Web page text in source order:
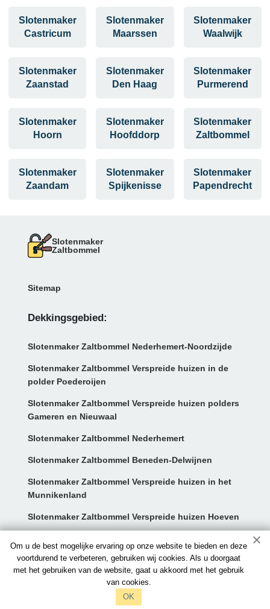
Om u de best mogelijke ervaring op onze website te bieden en deze
voortdurend te verbeteren, gebruiken wij cookies. Als u doorgaat
met het gebruiken van de website, gaat u akkoord met het gebruik
van cookies.
OK
Slotenmaker
Castricum
Slotenmaker
Maarssen
Slotenmaker
Waalwijk
Slotenmaker
Zaanstad
Slotenmaker
Den Haag
Slotenmaker
Purmerend
Slotenmaker
Hoorn
Slotenmaker
Hoofddorp
Slotenmaker
Zaltbommel
Slotenmaker
Zaandam
Slotenmaker
Spijkenisse
Slotenmaker
Papendrecht
Slotenmaker
Zaltbommel
Sitemap
Dekkingsgebied:
Slotenmaker Zaltbommel Nederhemert-Noordzijde
Slotenmaker Zaltbommel Verspreide huizen in de
polder Poederoijen
Slotenmaker Zaltbommel Verspreide huizen polders
Gameren en Nieuwaal
Slotenmaker Zaltbommel Nederhemert
Slotenmaker Zaltbommel Beneden-Delwijnen
Slotenmaker Zaltbommel Verspreide huizen in het
Munnikenland
Slotenmaker Zaltbommel Verspreide huizen Hoeven
Contact:
info@slotenmaker-zaltbommel.nl